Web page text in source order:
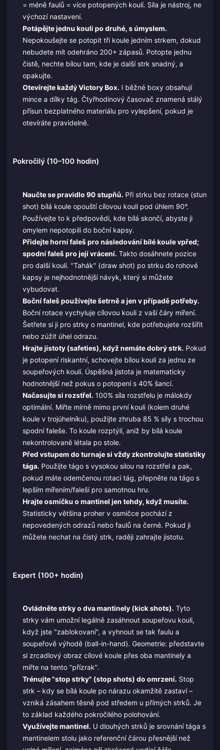
= méně faulů = více potopených koulí. Síla je nástroj, ne
výchozí nastavení.
Potápějte jednu kouli po druhé, s úmyslem.
Nepokoušejte se potopit tři koule jedním strkem, dokud
nebudete mít odehráno 200+ zápasů. Potopte jednu
čistě, nechte bílou tam, kde je další strk snadný, a
opakujte.
Otevírejte každý Victory Box. I běžné boxy obsahují
mince a dílky tág. Čtyřhodinový časovač znamená stálý
přísun bezplatného materiálu pro vylepšení, pokud je
otevíráte pravidelně.
Pokročilý (10–100 hodin)
Naučte se pravidlo 90 stupňů. Při strku bez rotace (stun
shot) bílá koule opouští cílovou kouli pod úhlem 90°.
Používejte to k předpovědi, kde bílá skončí, abyste ji
omylem nepotopili do boční kapsy.
Přidejte horní faleš pro následování bílé koule vpřed;
spodní faleš pro její vrácení. Takto dosáhnete pozice
pro další kouli. "Tahák" (draw shot) po strku do rohové
kapsy je nejhodnotnější návyk, který si můžete
vybudovat.
Boční faleš používejte šetrně a jen v případě potřeby.
Boční rotace vychyluje cílovou kouli z vaší čáry míření.
Šetřete si ji pro strky o mantinel, kde potřebujete rozšířit
nebo zúžit úhel odrazu.
Hrajte jistoty (safeties), když nemáte dobrý strk. Pokud
je potopení riskantní, schovejte bílou kouli za jednu ze
soupeřových koulí. Úspěšná jistota je matematicky
hodnotnější než pokus o potopení s 40% šancí.
Načasujte si rozstřel. 100% síla rozstřelu je málokdy
optimální. Miřte mírně mimo první kouli (kolem druhé
koule v trojúhelníku), použijte zhruba 85 % síly s trochou
spodní faleše. To koule rozptýlí, aniž by bílá koule
nekontrolovaně létala po stole.
Před vstupem do turnaje si vždy zkontrolujte statistiky
tága. Použijte tágo s vysokou silou na rozstřel a pak,
pokud máte odemčenou rotaci tág, přepněte na tágo s
lepším mířením/faleší pro samotnou hru.
Hrajte osmičku o mantinel jen tehdy, když musíte.
Statisticky většina proher v osmičce pochází z
nepovedených odrazů nebo faulů na černé. Pokud ji
můžete nechat na čistý strk, raději zahrajte jistotu.
Expert (100+ hodin)
Ovládněte strky o dva mantinely (kick shots). Tyto
strky vám umožní legálně zasáhnout soupeřovu kouli,
když jste "zablokovaní", a vyhnout se tak faulu a
soupeřově výhodě (ball-in-hand). Geometrie: představte
si zrcadlový obraz cílové koule přes oba mantinely a
miřte na tento "přízrak".
Trénujte "stop strky" (stop shots) do omrzení. Stop
strk – kdy se bílá koule po nárazu okamžitě zastaví –
vzniká zásahem těsně pod středem u přímých strků. Je
to základ každého pokročilého polohování.
Využívejte mantinel. U dlouhých strků je srovnání tága s
mantinelem stolu jako referenční čárou přesnější než